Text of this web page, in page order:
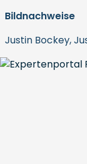
Bildnachweise
Justin Bockey,